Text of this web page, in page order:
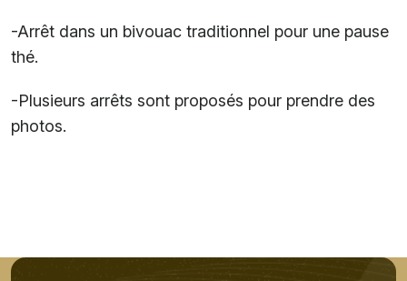
-Arrêt dans un bivouac traditionnel pour une pause
thé.
-Plusieurs arrêts sont proposés pour prendre des
photos.